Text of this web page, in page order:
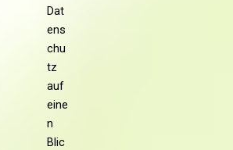
Dat
ens
chu
tz
auf
eine
n
Blic